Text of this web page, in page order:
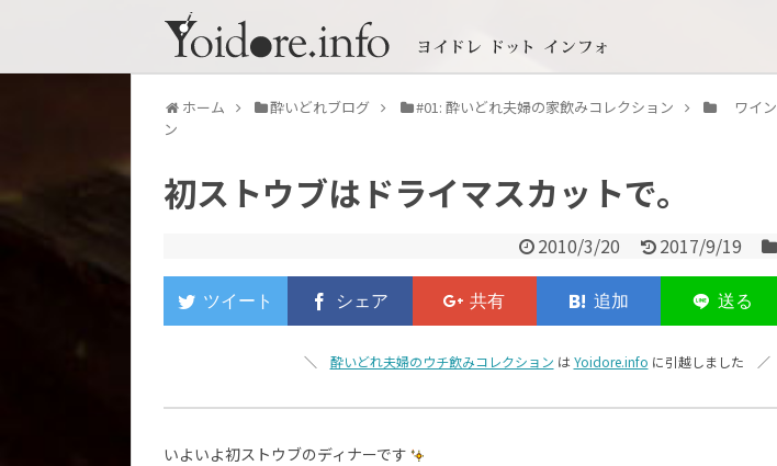
ホーム 酔いどれブログ #01: 酔いどれ夫婦の家飲みコレクション ワイン
ン
初ストウブはドライマスカットで。
2010/3/20 2017/9/19
＼ 酔いどれ夫婦のウチ飲みコレクション は Yoidore.info に引越しました ／
いよいよ初ストウブのディナーです